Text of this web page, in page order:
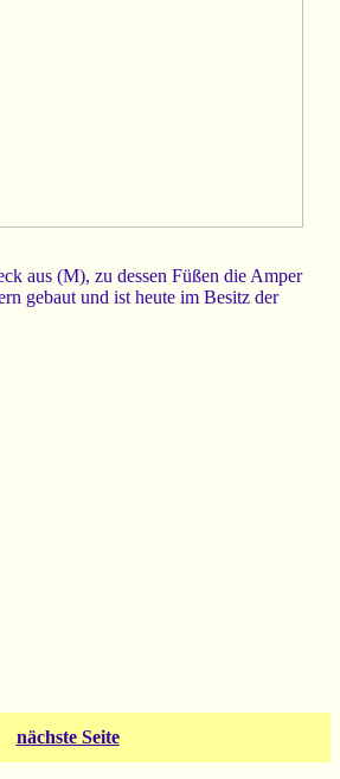
aus (M), zu dessen Füßen die Amper
gebaut und ist heute im Besitz der
nächste Seite